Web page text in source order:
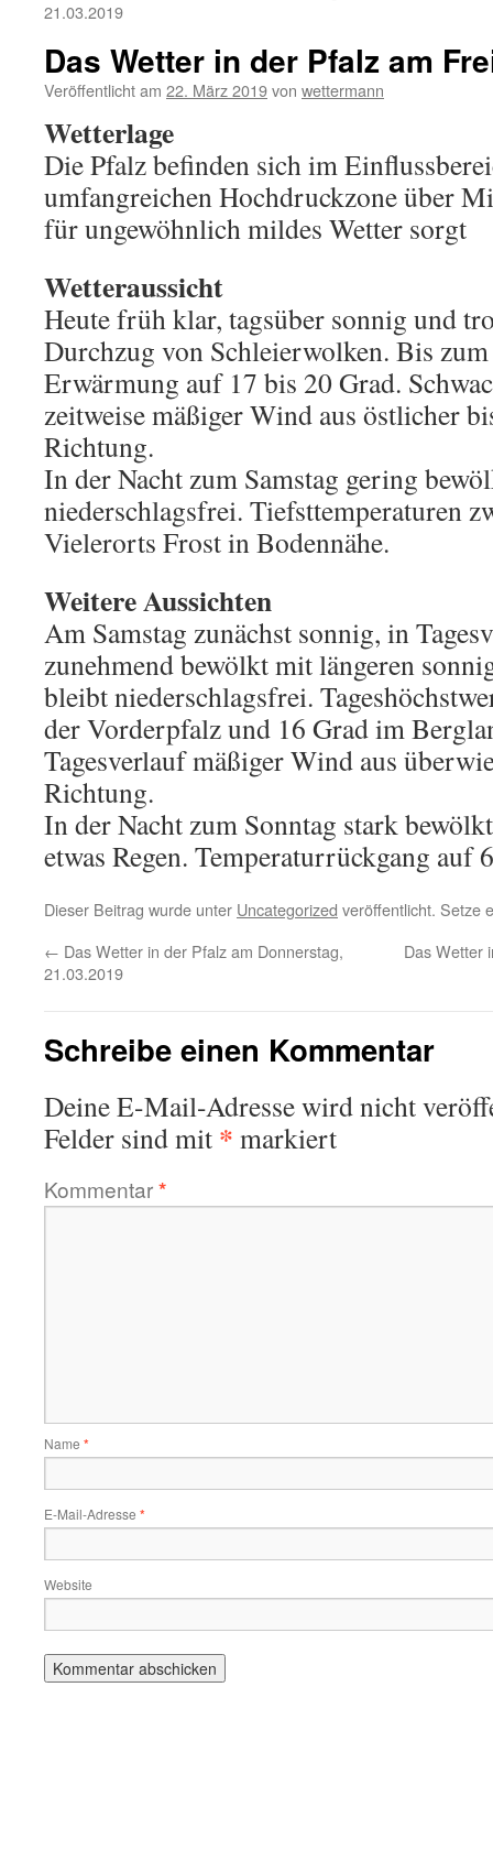
21.03.2019
Das Wetter in der Pfalz am
Veröffentlicht am 22. März 2019von wettermann
Wetterlage
Die Pfalz befinden sich im
umfangreichen Hochdruckzone über
für ungewöhnlich mildes Wetter sorgt
Wetteraussicht
Heute früh klar, tagsüber sonnig und
Durchzug von Schleierwolken. Bis
Erwärmung auf 17 bis 20 Grad.
zeitweise mäßiger Wind aus östlicher
Richtung.
In der Nacht zum Samstag gering
niederschlagsfrei. Tiefsttemperaturen
Vielerorts Frost in Bodennähe.
Weitere Aussichten
Am Samstag zunächst sonnig, in
zunehmend bewölkt mit längeren
bleibt niederschlagsfrei.
der Vorderpfalz und 16 Grad im
Tagesverlauf mäßiger Wind aus
Richtung.
In der Nacht zum Sonntag stark
etwas Regen. Temperaturrückgang auf
Dieser Beitrag wurde unter Uncategorized veröffentlicht. Setze
← Das Wetter in der Pfalz am Donnerstag,
21.03.2019
Das Wetter
Schreibe einen Kommentar
Deine E-Mail-Adresse wird nicht
Felder sind mit * markiert
Kommentar*
Name *
E-Mail-Adresse *
Website